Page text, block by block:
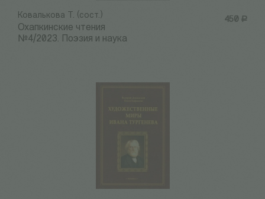
450 Р
Ковалькова Т. (сост.)
Охапкинские чтения
№4/2023. Поэзия и наука